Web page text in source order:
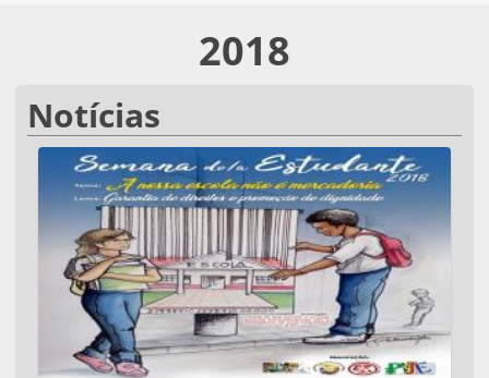
2018
Notícias